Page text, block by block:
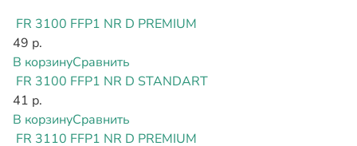
FR 3100 FFP1 NR D PREMIUM
49 р.
В корзинуСравнить
FR 3100 FFP1 NR D STANDART
41 р.
В корзинуСравнить
FR 3110 FFP1 NR D PREMIUM